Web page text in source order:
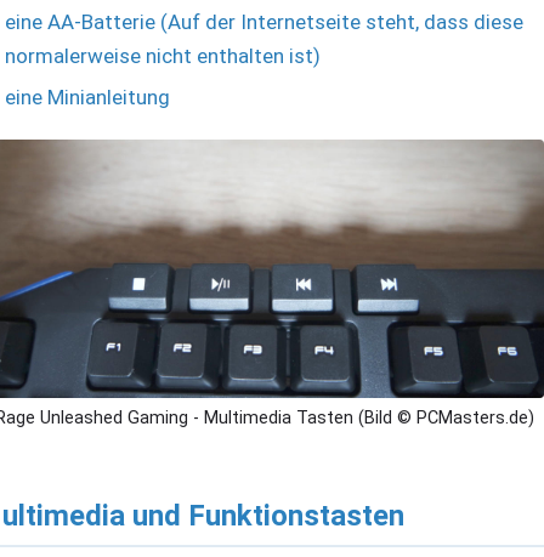
eine AA-Batterie (Auf der Internetseite steht, dass diese
normalerweise nicht enthalten ist)
eine Minianleitung
Unleashed Gaming - Multimedia Tasten (Bild © PCMasters.de)
und Funktionstasten